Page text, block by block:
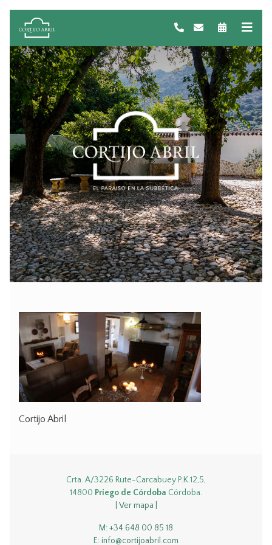
Cortijo Abril
Crta. A/3226 Rute-Carcabuey P.K.12,5,
14800 Priego de Córdoba Córdoba.
| Ver mapa |
M:+34 648 00 85 18
E: info@cortijoabril.com